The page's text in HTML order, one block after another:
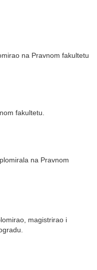
na Pravnom fakultetu
fakultetu.
na Pravnom
magistrirao i